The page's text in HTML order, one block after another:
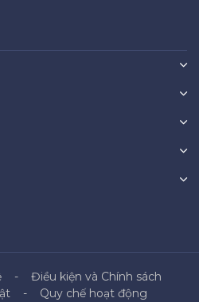
Điều kiện và Chính sách
Quy chế hoạt động